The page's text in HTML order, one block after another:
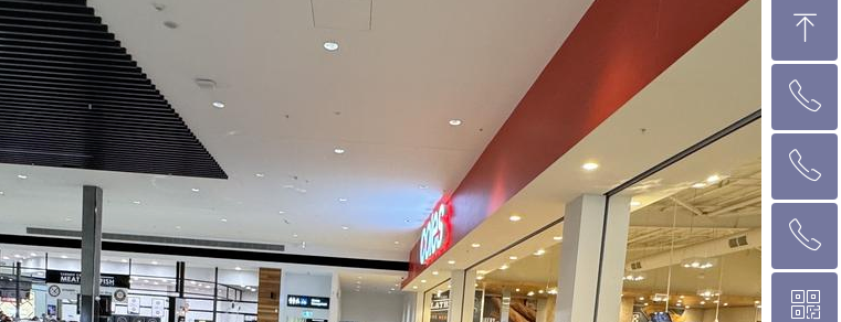
ꁸ
回到顶部
ꂅ
墨尔本热线 1300 039 646
ꂅ
悉 尼 热线 02 9282 9836
ꂅ
布里斯班热线 0426 456 158
ꀥ